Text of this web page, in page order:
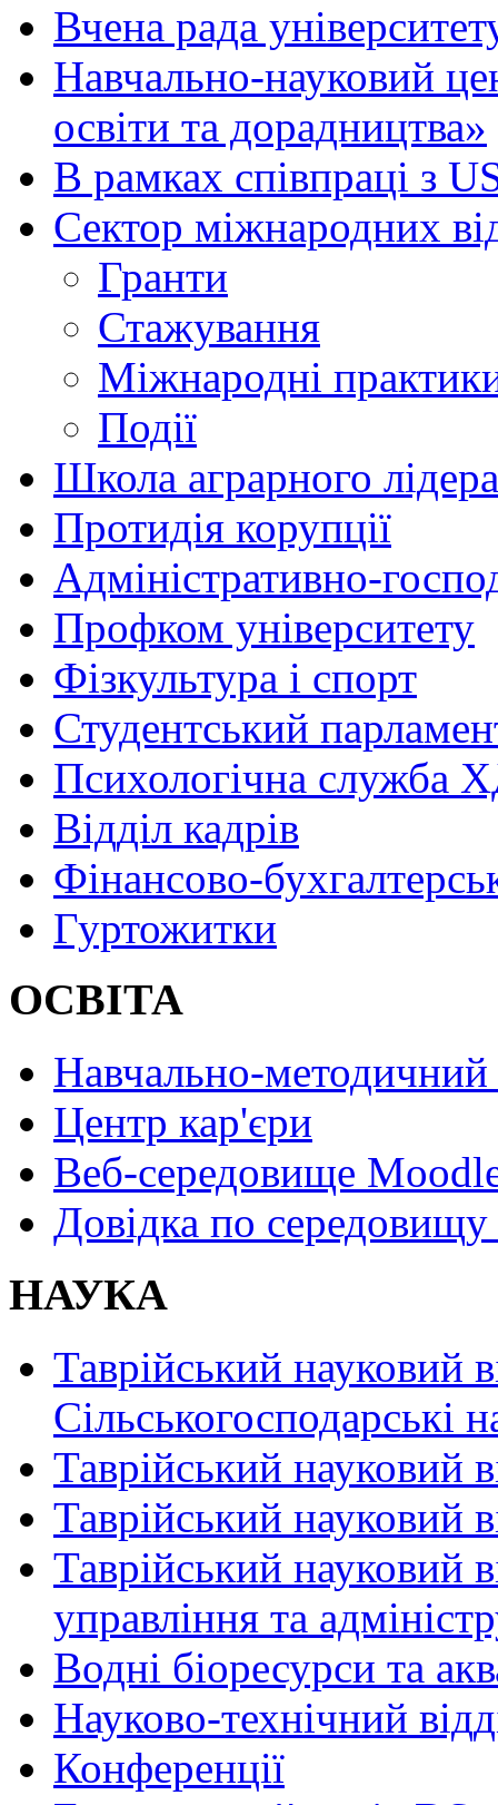
Вчена рада
Навчально-науковий
освіти та дорадництва»
В рамках співпраці з
Сектор міжнародних
Гранти
Стажування
Міжнародні
Події
Школа аграрного лідера
Протидія корупції
Адміністративно-
Профком університету
Фізкультура і спорт
Студентський
Психологічна служба
Відділ кадрів
Фінансово-
Гуртожитки
ОСВІТА
Навчально-методичний
Центр кар'єри
Веб-середовище
Довідка по
НАУКА
Таврійський науковий
Сільськогосподарські
Таврійський науковий
Таврійський науковий
Таврійський науковий
управління та
Водні біоресурси та
Науково-технічний
Конференції